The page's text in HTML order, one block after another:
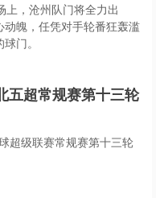
上，沧州队门将全力出
魄，任凭对手轮番狂轰滥
门。
五超常规赛第十三轮
超级联赛常规赛第十三轮